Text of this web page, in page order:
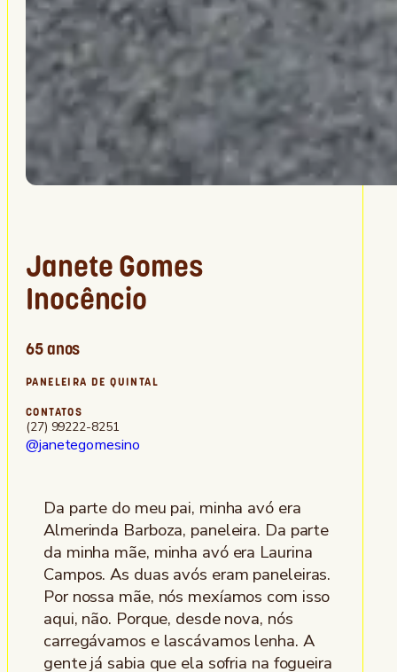
Janete Gomes
Inocêncio
65 anos
PANELEIRA DE QUINTAL
CONTATOS
(27) 99222-8251
@janetegomesino
Da parte do meu pai, minha avó era
Almerinda Barboza, paneleira. Da parte
da minha mãe, minha avó era Laurina
Campos. As duas avós eram paneleiras.
Por nossa mãe, nós mexíamos com isso
aqui, não. Porque, desde nova, nós
carregávamos e lascávamos lenha. A
gente já sabia que ela sofria na fogueira